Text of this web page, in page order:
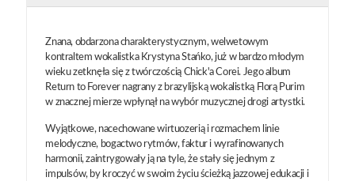
Znana, obdarzona charakterystycznym, welwetowym
kontraltem wokalistka Krystyna Stańko, już w bardzo młodym
wieku zetknęła się z twórczością Chick'a Corei. Jego album
Return to Forever nagrany z brazylijską wokalistką Florą Purim
w znacznej mierze wpłynął na wybór muzycznej drogi artystki.
Wyjątkowe, nacechowane wirtuozerią i rozmachem linie
melodyczne, bogactwo rytmów, faktur i wyrafinowanych
harmonii, zaintrygowały ją na tyle, że stały się jednym z
impulsów, by kroczyć w swoim życiu ścieżką jazzowej edukacji i